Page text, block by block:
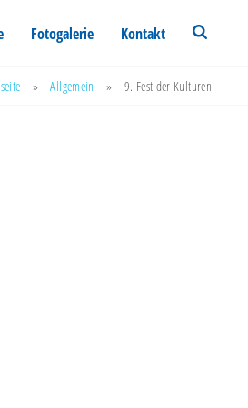
Fotogalerie Kontakt
» Allgemein » 9. Fest der Kulturen